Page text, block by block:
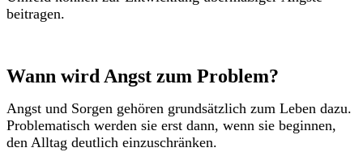
beitragen.
Wann wird Angst zum Problem?
Angst und Sorgen gehören grundsätzlich zum Leben dazu.
Problematisch werden sie erst dann, wenn sie beginnen,
den Alltag deutlich einzuschränken.